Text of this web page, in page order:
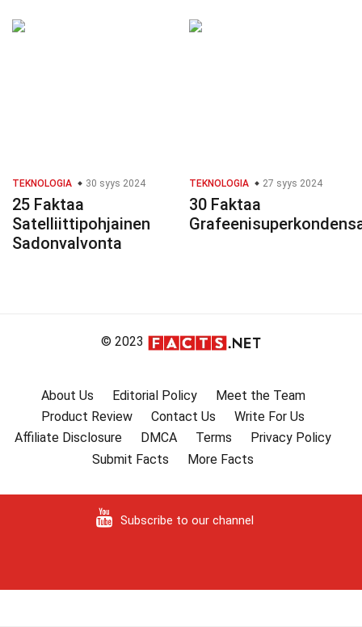
TEKNOLOGIA 30 syys 2024
25 Faktaa
Satelliittipohjainen
Sadonvalvonta
TEKNOLOGIA 27 syys 2024
30 Faktaa
© 2023
About Us Editorial Policy
Meet the Team
Product Review
Contact Us
Write For Us
Affiliate Disclosure
DMCA Terms
Privacy Policy
Submit Facts
More Facts
Subscribe to our channel